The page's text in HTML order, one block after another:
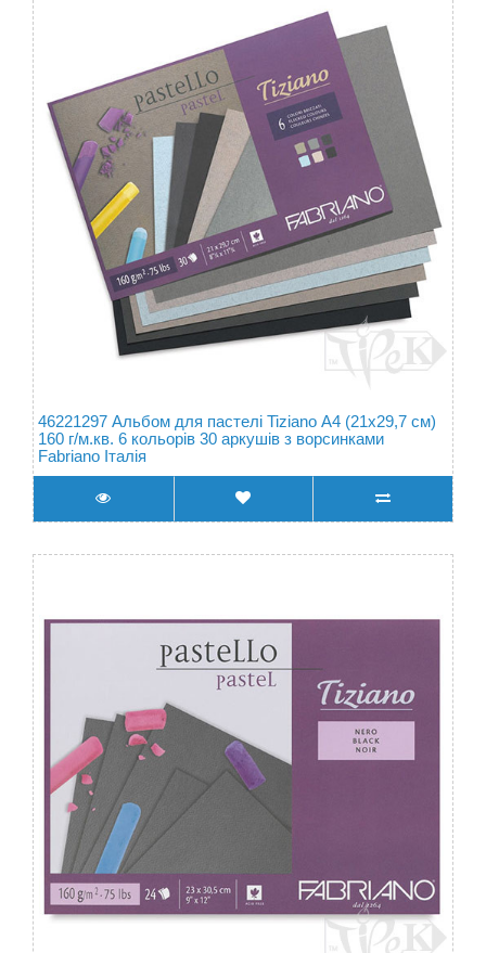
46221297 Альбом для пастелі Tiziano А4 (21х29,7 см)
160 г/м.кв. 6 кольорів 30 аркушів з ворсинками
Fabriano Італія